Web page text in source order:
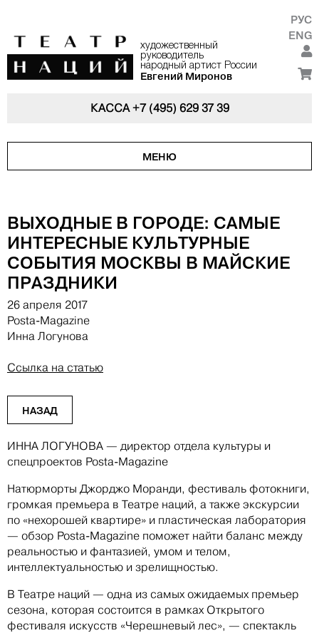
художественный
руководитель
народный артист России
Евгений Миронов
РУС
ENG
КАССА+7 (495) 629 37 39
МЕНЮ
ВЫХОДНЫЕ В ГОРОДЕ: САМЫЕ
ИНТЕРЕСНЫЕ КУЛЬТУРНЫЕ
СОБЫТИЯ МОСКВЫ В МАЙСКИЕ
ПРАЗДНИКИ
26 апреля 2017
Posta-Magazine
Инна Логунова
Ссылка на статью
НАЗАД
ИННА ЛОГУНОВА — директор отдела культуры и
спецпроектов Posta-Magazine
Натюрморты Джорджо Моранди, фестиваль фотокниги,
громкая премьера в Театре наций, а также экскурсии
по «нехорошей квартире» и пластическая лаборатория
— обзор Posta-Magazine поможет найти баланс между
реальностью и фантазией, умом и телом,
интеллектуальностью и зрелищностью.
В Театре наций — одна из самых ожидаемых премьер
сезона, которая состоится в рамках Открытого
фестиваля искусств «Черешневый лес», — спектакль